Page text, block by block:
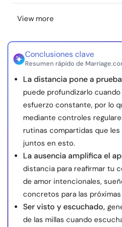
© Copyright 2026. Todos
View more
Conclusiones clave
Resumen rápido de
La distancia pone a
puede profundizarlo
esfuerzo constante, por lo
mediante controles
rutinas compartidas que
juntos en esto.
La ausencia amplifica el
distancia para reafirmar tu
de amor intencionales,
concretos para las
Ser visto y escuchado,
de las millas cuando